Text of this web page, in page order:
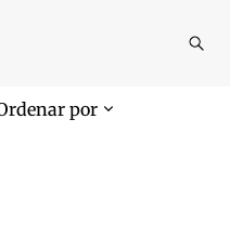
por